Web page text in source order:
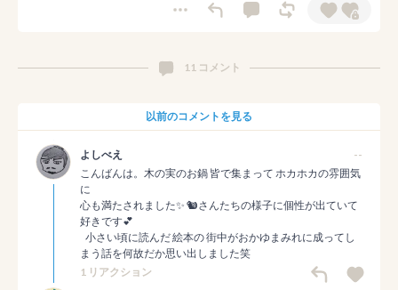
11 コメント
以前のコメントを見る
よしべえ
--
こんばんは。木の実のお鍋 皆で集まって ホカホカの雰囲気
に
心も満たされました✨ 🐿️さんたちの様子に個性が出ていて
好きです💕
まう話を何故だか思い出しました笑
1 リアクション